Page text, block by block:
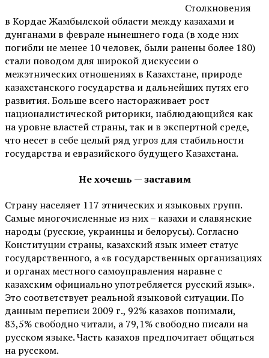
Столкновения
в Кордае Жамбылской области между казахами и
дунганами в феврале нынешнего года (в ходе них
погибли не менее 10 человек, были ранены более 180)
стали поводом для широкой дискуссии о
межэтнических отношениях в Казахстане, природе
казахстанского государства и дальнейших путях его
развития. Больше всего настораживает рост
националистической риторики, наблюдающийся как
на уровне властей страны, так и в экспертной среде,
что несет в себе целый ряд угроз для стабильности
государства и евразийского будущего Казахстана.
Не хочешь — заставим
Страну населяет 117 этнических и языковых групп.
Самые многочисленные из них – казахи и славянские
народы (русские, украинцы и белорусы). Согласно
Конституции страны, казахский язык имеет статус
государственного, а «в государственных организациях
и органах местного самоуправления наравне с
казахским официально употребляется русский язык».
Это соответствует реальной языковой ситуации. По
данным переписи 2009 г., 92% казахов понимали,
83,5% свободно читали, а 79,1% свободно писали на
русском языке. Часть казахов предпочитает общаться
на русском.